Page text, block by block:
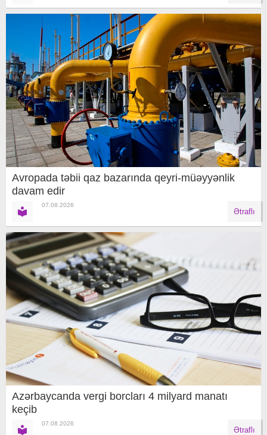
Avropada təbii qaz bazarında qeyri-müəyyənlik
davam edir
07.08.2026
Ətraflı
Azərbaycanda vergi borcları 4 milyard manatı
keçib
07.08.2026
Ətraflı